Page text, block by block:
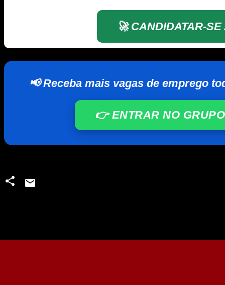
🚀 CANDIDATAR-
📢 Receba mais vagas de emprego
👉 ENTRAR NO